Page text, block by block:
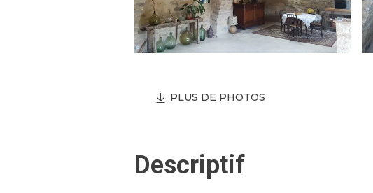
PLUS DE PHOTOS
Descriptif